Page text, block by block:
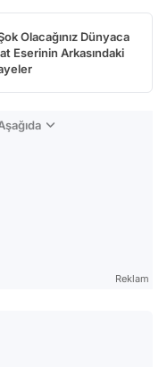
Olacağınız Dünyaca
Eserinin Arkasındaki
Reklam